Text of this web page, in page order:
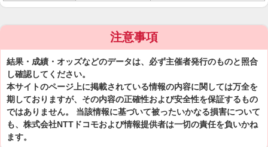
注意事項
結果・成績・オッズなどのデータは、必ず主催者発行のものと照合
し確認してください。
本サイトのページ上に掲載されている情報の内容に関しては万全を
期しておりますが、その内容の正確性および安全性を保証するもの
ではありません。 当該情報に基づいて被ったいかなる損害について
も、株式会社NTTドコモおよび情報提供者は一切の責任を負いかね
ます。